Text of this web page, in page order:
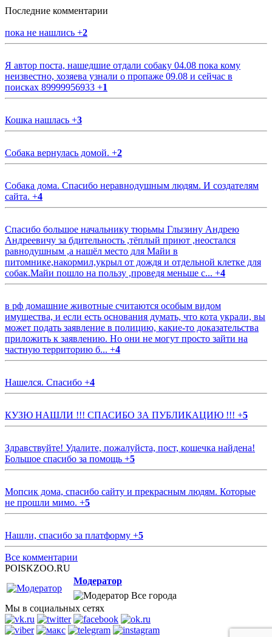
Последние комментарии
пока не нашлись +2
Я автор поста, нашедшие отдали собаку 04.08 пока кому
неизвестно, хозяева узнали о пропаже 09.08 и сейчас в
поисках 89999956933 +1
Кошка нашлась +3
Собака вернулась домой. +2
Собака дома. Спасибо неравнодушным людям. И создателям
сайта. +4
Спасибо большое начальнику тюрьмы Глызину Андрею
Андреевичу за бдительность ,тёплый приют ,неостался
равнодушным ,а нашёл место для Майи в
питомнике,накормил,укрыл от дождя и отдельной клетке для
собак.Майи пошло на пользу ,проведя меньше с... +4
в рф домашние животные считаются особым видом
имущества, и если есть основания думать, что кота украли, вы
может подать заявление в полицию, какие-то доказательства
приложить к заявлению. Но они не могут просто зайти на
частную территорию б... +4
Нашелся. Спасибо +4
КУЗЮ НАШЛИ !!! СПАСИБО ЗА ПУБЛИКАЦИЮ !!! +5
Здравствуйте! Удалите, пожалуйста, пост, кошечка найдена!
Большое спасибо за помощь +5
Мопсик дома, спасибо сайту и прекрасным людям. Которые
не прошли мимо. +5
Нашли, спасибо за платформу +5
Все комментарии
POISKZOO.RU
Модератор
Все города
Мы в социальных сетях